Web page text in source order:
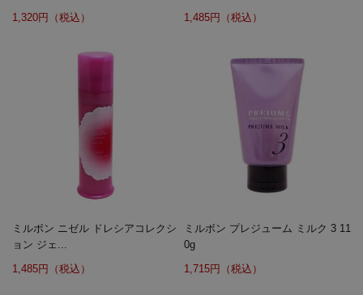
1,320円（税込）
1,485円（税込）
ミルボン ニゼル ドレシアコレクシ
ョン ジェ...
1,485円（税込）
ミルボン プレジューム ミルク 3 11
0g
1,715円（税込）